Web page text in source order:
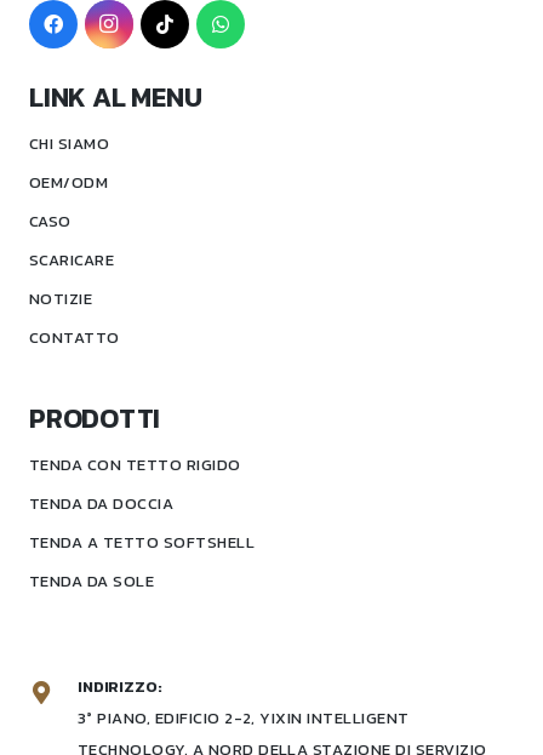
LINK AL MENU
CHI SIAMO
OEM/ODM
CASO
SCARICARE
NOTIZIE
CONTATTO
PRODOTTI
TENDA CON TETTO RIGIDO
TENDA DA DOCCIA
TENDA A TETTO SOFTSHELL
TENDA DA SOLE
INDIRIZZO:
3° PIANO, EDIFICIO 2-2, YIXIN INTELLIGENT
TECHNOLOGY, A NORD DELLA STAZIONE DI SERVIZIO